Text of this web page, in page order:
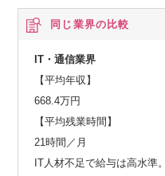
同じ業界の比較
IT・通信業界
【平均年収】
668.4万円
【平均残業時間】
21時間／月
IT人材不足で給与は高水準